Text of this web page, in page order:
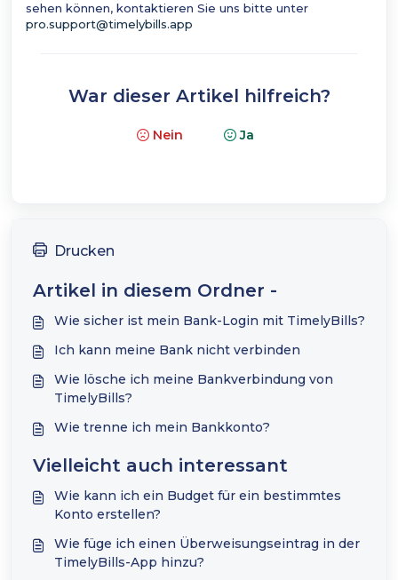
sehen können, kontaktieren Sie uns bitte unter
pro.support@timelybills.app
War dieser Artikel hilfreich?
Nein Ja
Drucken
Artikel in diesem Ordner -
Wie sicher ist mein Bank-Login mit TimelyBills?
Ich kann meine Bank nicht verbinden
Wie lösche ich meine Bankverbindung von
TimelyBills?
Wie trenne ich mein Bankkonto?
Vielleicht auch interessant
Wie kann ich ein Budget für ein bestimmtes
Konto erstellen?
Wie füge ich einen Überweisungseintrag in der
TimelyBills-App hinzu?